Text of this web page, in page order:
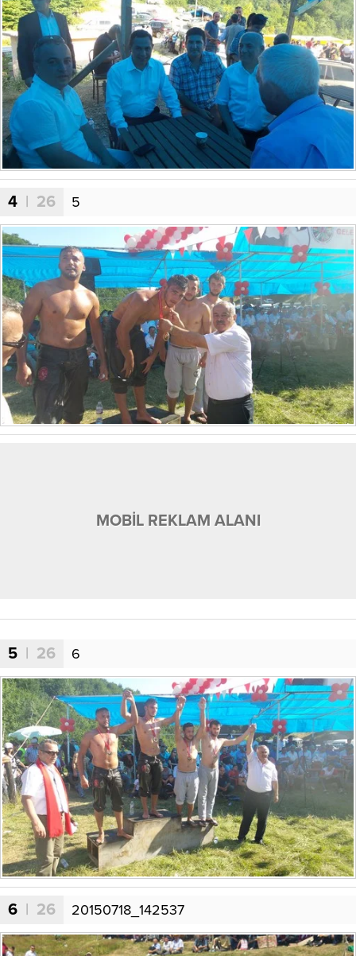
4 | 26 5
MOBİL REKLAM ALANI
5 | 26 6
6 | 26 20150718_142537